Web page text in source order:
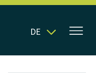
DE